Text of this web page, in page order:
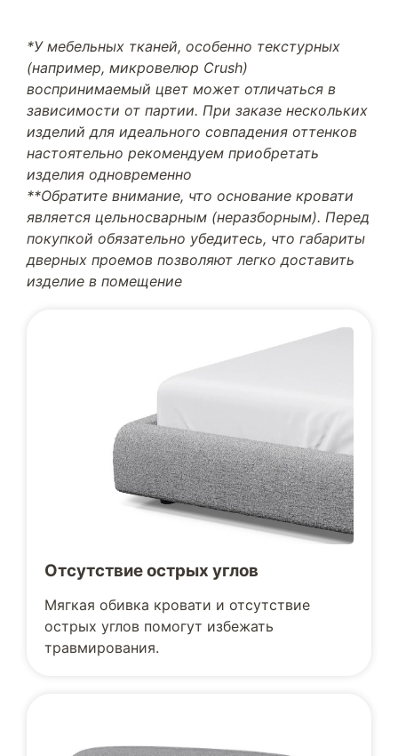
*У мебельных тканей, особенно текстурных
(например, микровелюр Crush)
воспринимаемый цвет может отличаться в
зависимости от партии. При заказе нескольких
изделий для идеального совпадения оттенков
настоятельно рекомендуем приобретать
изделия одновременно
**Обратите внимание, что основание кровати
является цельносварным (неразборным). Перед
покупкой обязательно убедитесь, что габариты
дверных проемов позволяют легко доставить
изделие в помещение
Отсутствие острых углов
Мягкая обивка кровати и отсутствие
острых углов помогут избежать
травмирования.